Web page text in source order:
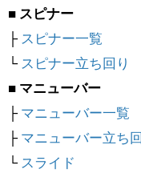
■ スピナー
├スピナー一覧
└スピナー立ち回り
■ マニューバー
├マニューバー一覧
├マニューバー立ち
└スライド